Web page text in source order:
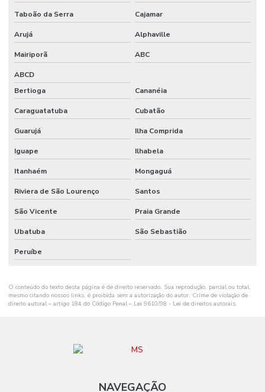
Onde Comprar Etiquetas Couche Paraná
Onde Comprar Etiquetas Para Roupas Em Paraná
Onde Comprar Etiquetas Térmicas Adesivas No Sul
Onde Comprar Ribbon Cera 1 Polegada
Onde Comprar Ribbon Cera 110x74 No Paraná
Onde Comprar Ribbon Cera No Sul
Onde Comprar Ribbon Misto Paraná
Preço De Etiqueta De Gondola Branca Ou Amarela
Ribbon Cera 110mm
Ribbon Cera 110mm Distribuidor Em Mg
Ribbon Cera 110mm Para Impressão
Ribbon Cera 110mm X 74m Tubete 1 2 Polegada
Taboão da Serra Cajamar
Arujá Alphaville
Mairiporã ABC
ABCD
Bertioga
Cananéia
Caraguatatuba Cubatão
Guarujá Ilha Comprida
Iguape Ilhabela
Itanhaém Mongaguá
Riviera de São Lourenço Santos
São Vicente Praia Grande
Ubatuba São Sebastião
Peruíbe
O conteúdo do texto desta página é de direito reservado. Sua reprodução, parcial ou total,
mesmo citando nossos links, é proibida sem a autorização do autor. Crime de violação de
direito autoral – artigo 184 do Código Penal – Lei 9610/98 - Lei de direitos autorais.
NAVEGAÇÃO